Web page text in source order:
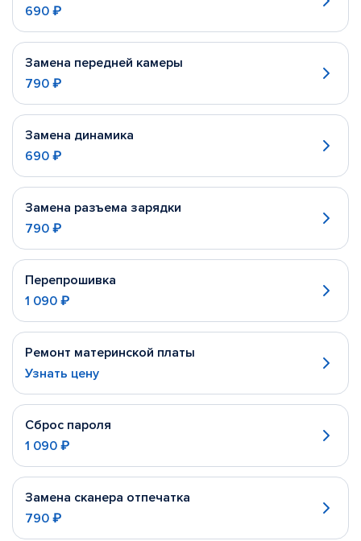
690 ₽
Замена передней камеры
790 ₽
Замена динамика
690 ₽
Замена разъема зарядки
790 ₽
Перепрошивка
1 090 ₽
Ремонт материнской платы
Узнать цену
Сброс пароля
1 090 ₽
Замена сканера отпечатка
790 ₽